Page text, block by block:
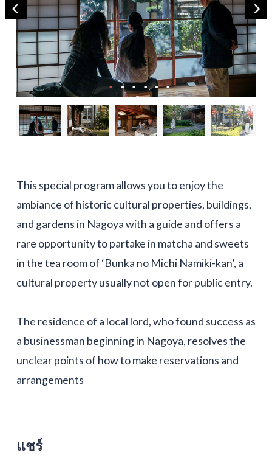
This special program allows you to enjoy the
ambiance of historic cultural properties, buildings,
and gardens in Nagoya with a guide and offers a
rare opportunity to partake in matcha and sweets
in the tea room of ‘Bunka no Michi Namiki-kan’, a
cultural property usually not open for public entry.
The residence of a local lord, who found success as
a businessman beginning in Nagoya, resolves the
unclear points of how to make reservations and
arrangements
แชร์